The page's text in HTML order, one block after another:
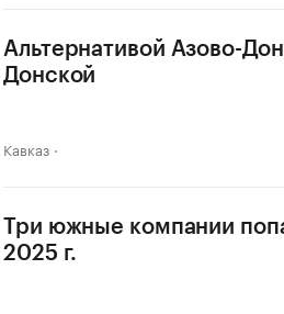
Альтернативой Азово-
Донской
Кавказ
Три южные компании
2025 г.